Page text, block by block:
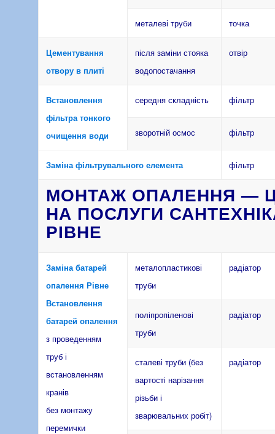
металеві труби точка
Цементування
отвору в плиті
після заміни стояка
водопостачання
отвір
Встановлення
фільтра тонкого
очищення води
середня складність фільтр
зворотній осмос фільтр
Заміна фільтрувального елемента фільтр
МОНТАЖ ОПАЛЕННЯ —
НА ПОСЛУГИ
РІВНЕ
Заміна батарей
опалення Рівне
Встановлення
батарей опалення
з проведенням
труб і
встановленням
кранів
без монтажу
перемички
металопластикові
труби
радіатор
поліпропіленові
труби
радіатор
сталеві труби (без
вартості нарізання
різьби і
зварювальних робіт)
радіатор